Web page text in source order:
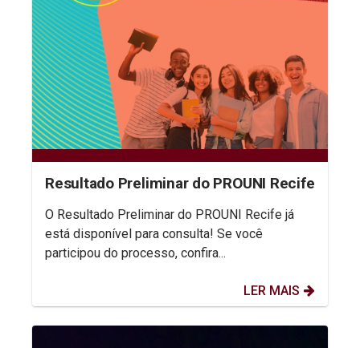
Resultado Preliminar do PROUNI Recife
O Resultado Preliminar do PROUNI Recife já
está disponível para consulta! Se você
participou do processo, confira...
LER MAIS